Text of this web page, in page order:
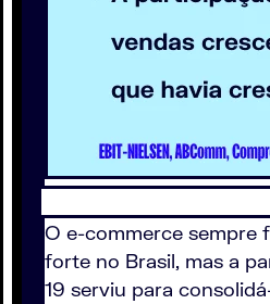
O e-commerce sempre
forte no Brasil, mas a
19 serviu para